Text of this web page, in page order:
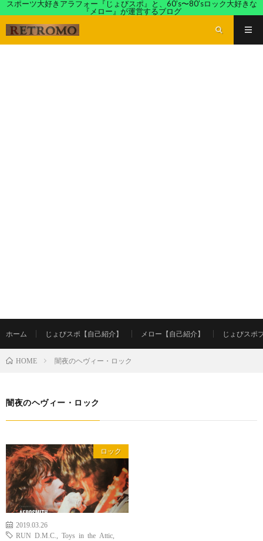
スポーツ大好きアラフォー『じょびスポ』と、60’s〜80’sロック大好きな
『メロー』が運営するブログ
ホーム じょびスポ【自己紹介】 メロー【自己紹介】 じょびスポ
HOME 闇夜のヘヴィー・ロック
闇夜のヘヴィー・ロック
ロック
2019.03.26
RUN D.M.C.
Toys in the Attic